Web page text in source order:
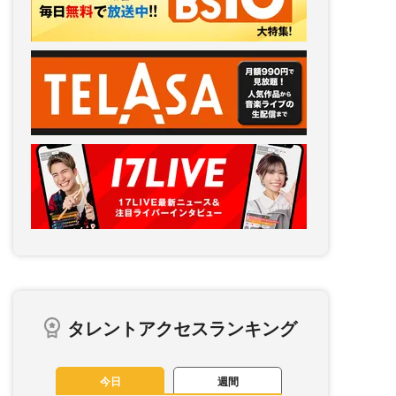
タレントアクセスランキング
今日 週間